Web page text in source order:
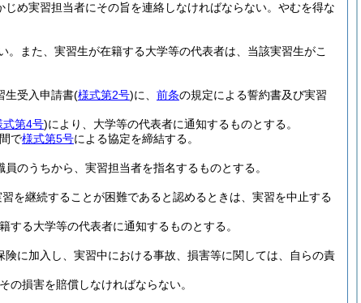
め実習担当者にその旨を連絡しなければならない。 やむを得な
。
また、実習生が在籍する大学等の代表者は、当該実習生がこ
生受入申請書(様式第2号)に、 前条の規定による誓約書及び実習
式第4号)により、大学等の代表者に通知するものとする。
で様式第5号による協定を締結する。
のうちから、実習担当者を指名するものとする。
を継続することが困難であると認めるときは、実習を中止する
る大学等の代表者に通知するものとする。
に加入し、実習中における事故、損害等に関しては、自らの責
損害を賠償しなければならない。